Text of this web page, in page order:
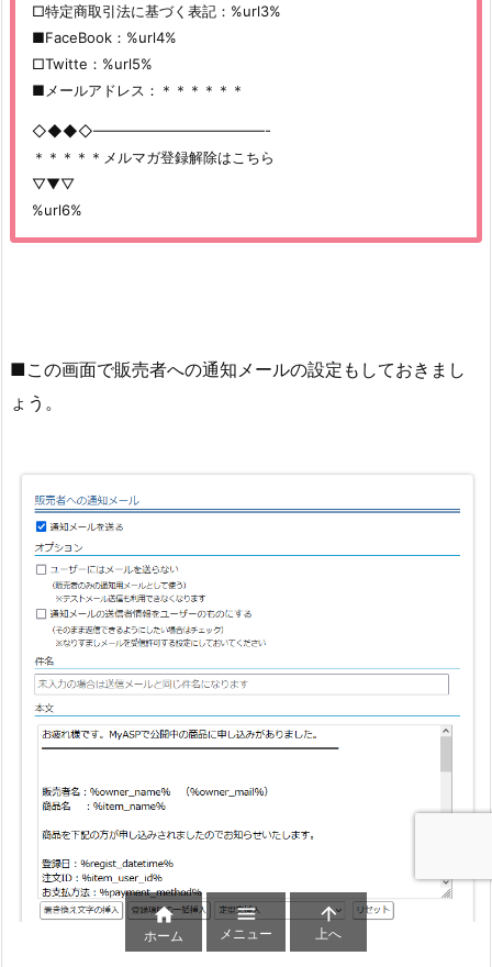
□特定商取引法に基づく表記：%url3%
■FaceBook：%url4%
□Twitte：%url5%
■メールアドレス：＊＊＊＊＊＊
◇◆◆◇————————————-
＊＊＊＊＊メルマガ登録解除はこちら
▽▼▽
%url6%
■この画面で販売者への通知メールの設定もしておきまし
ょう。

ホーム

メニュー

上へ